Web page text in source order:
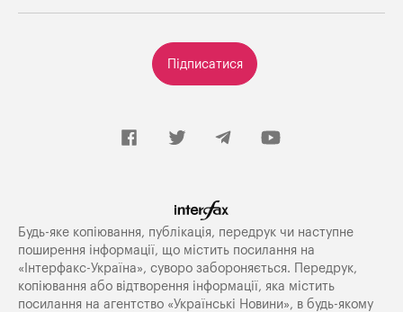
Підписатися
Будь-яке копiювання, публiкацiя, передрук чи наступне
поширення iнформацiї, що мiстить посилання на
«Iнтерфакс-Україна», суворо забороняється. Передрук,
копіювання або відтворення інформації, яка містить
посилання на агентство «Українські Новини», в будь-якому